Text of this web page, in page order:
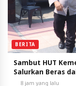
BERITA
Sambut HUT
Salurkan Beras
8 jam yang lalu